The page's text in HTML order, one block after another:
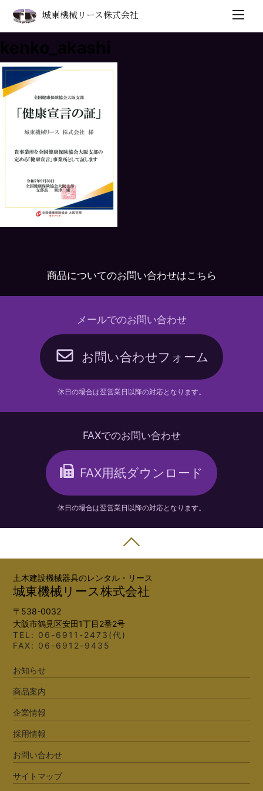
城東機械リース株式会社
kenko_akashi
商品についてのお問い合わせはこちら
メールでのお問い合わせ
お問い合わせフォーム
休日の場合は翌営業日以降の対応となります。
FAXでのお問い合わせ
FAX用紙ダウンロード
休日の場合は翌営業日以降の対応となります。
土木建設機械器具のレンタル・リース
城東機械リース株式会社
〒538-0032
大阪市鶴見区安田1丁目2番2号
TEL: 06-6911-2473(代)
FAX: 06-6912-9435
お知らせ
商品案内
企業情報
採用情報
お問い合わせ
サイトマップ